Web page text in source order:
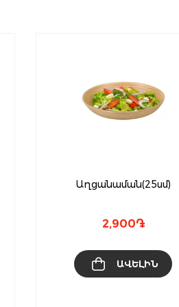
Աղցանաման(25սմ)
2,900֏
ԱՎԵԼԻՆ